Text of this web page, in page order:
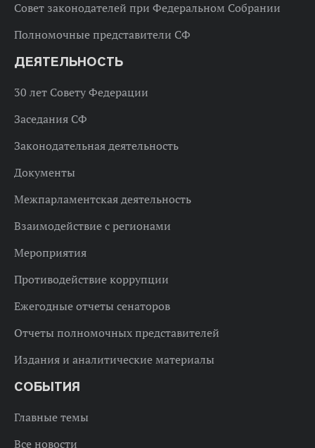
Совет законодателей при Федеральном Собрании
Полномочные представители СФ
ДЕЯТЕЛЬНОСТЬ
30 лет Совету Федерации
Заседания СФ
Законодательная деятельность
Документы
Межпарламентская деятельность
Взаимодействие с регионами
Мероприятия
Противодействие коррупции
Ежегодные отчеты сенаторов
Отчеты полномочных представителей
Издания и аналитические материалы
СОБЫТИЯ
Главные темы
Все новости